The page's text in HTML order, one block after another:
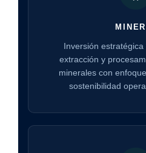
Inversión
extracción y
minerales con
sostenibilidad